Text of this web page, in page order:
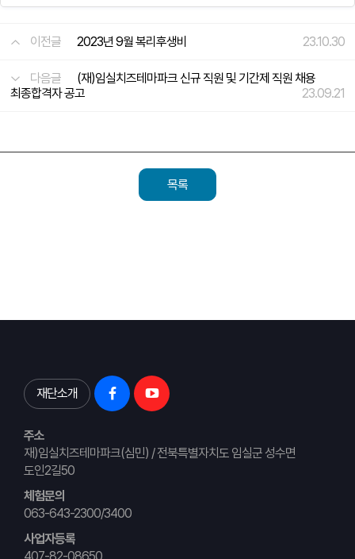
이전글 2023년 9월 복리후생비 23.10.30
다음글
(재)임실치즈테마파크 신규 직원 및 기간제 직원 채용
최종합격자 공고
23.09.21
목록
재단소개
주소
재)임실치즈테마파크(심민) / 전북특별자치도 임실군 성수면
도인2길50
체험문의
063-643-2300/3400
사업자등록